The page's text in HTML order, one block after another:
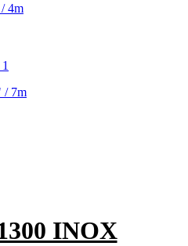
4m
/ 7m
INOX